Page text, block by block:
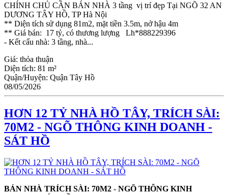
CHÍNH CHỦ CẦN BÁN NHÀ 3 tầng vị trí đẹp Tại NGÕ 32 AN
DƯƠNG TÂY HỒ, TP Hà Nội
** Diện tích sử dụng 81m2, mặt tiền 3.5m, nở hậu 4m
** Giá bán: 17 tỷ, có thương lượng Lh*888229396
- Kết cấu nhà: 3 tầng, nhà...
Giá: thỏa thuận
Diện tích: 81 m²
Quận/Huyện: Quận Tây Hồ
08/05/2026
HƠN 12 TỶ NHÀ HỒ TÂY, TRÍCH SÀI:
70M2 - NGÕ THÔNG KINH DOANH -
SÁT HỒ
BÁN NHÀ TRÍCH SÀI: 70M2 - NGÕ THÔNG KINH